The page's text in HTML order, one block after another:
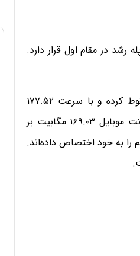
رشد در مقام اول قرار دارد.
امارات متحده عربی که در ماه نوامبر در صدر این فهرست قرار داشت یک پله سقوط کرده و با سرعت ۱۷۷.۵۲
مگابیت در رده دوم قرار دارد. کره جنوبی نیز یک پله سقوط کرده و با سرعت اینترنت موبایل ۱۶۹.۰۳ مگابیت بر
را به خود اختصاص داده‌اند.